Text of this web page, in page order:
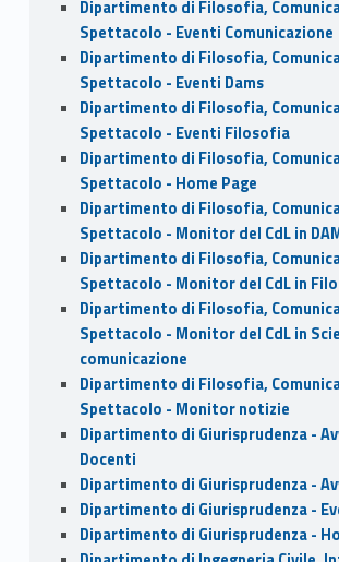
Dipartimento di Filosofia,
Spettacolo - Eventi Comunicazione
Dipartimento di Filosofia,
Spettacolo - Eventi Dams
Dipartimento di Filosofia,
Spettacolo - Eventi Filosofia
Dipartimento di Filosofia,
Spettacolo - Home Page
Dipartimento di Filosofia,
Spettacolo - Monitor del CdL in
Dipartimento di Filosofia,
Spettacolo - Monitor del CdL in
Dipartimento di Filosofia,
Spettacolo - Monitor del CdL in
comunicazione
Dipartimento di Filosofia,
Spettacolo - Monitor notizie
Dipartimento di Giurisprudenza -
Docenti
Dipartimento di Giurisprudenza -
Dipartimento di Giurisprudenza -
Dipartimento di Giurisprudenza -